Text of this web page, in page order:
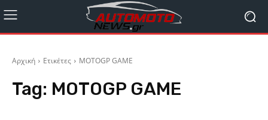
Αρχική Ετικέτες MOTOGP GAME
Tag: MOTOGP GAME